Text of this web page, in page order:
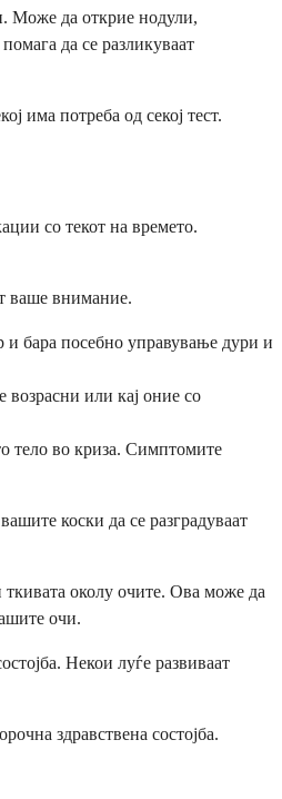
Може да открие нодули,
да се разликуваат
има потреба од секој тест.
со текот на времето.
ваше внимание.
и бара посебно управување дури и
возрасни или кај оние со
тело во криза. Симптомите
коски да се разградуваат
околу очите. Ова може да
очи.
Некои луѓе развиваат
здравствена состојба.